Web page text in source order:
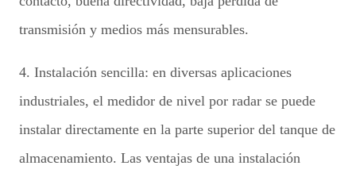
transmisión y medios más mensurables.
4. Instalación sencilla: en diversas aplicaciones
industriales, el medidor de nivel por radar se puede
instalar directamente en la parte superior del tanque de
almacenamiento. Las ventajas de una instalación